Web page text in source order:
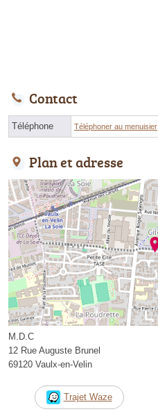
Contact
Téléphone Téléphoner au menuisier
Plan et adresse
M.D.C
12 Rue Auguste Brunel
69120 Vaulx-en-Velin
Trajet Waze